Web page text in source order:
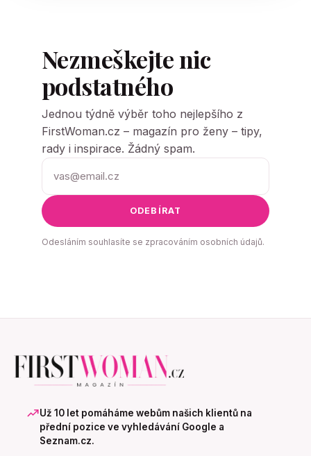
Nezmeškejte nic
podstatného
Jednou týdně výběr toho nejlepšího z
FirstWoman.cz – magazín pro ženy – tipy,
rady i inspirace. Žádný spam.
ODEBÍRAT
Odesláním souhlasíte se zpracováním osobních údajů.
Už 10 let pomáháme webům našich klientů na
přední pozice ve vyhledávání Google a
Seznam.cz.